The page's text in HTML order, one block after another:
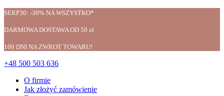
SERP30: -30% NA WSZYSTKO*
DARMOWA DOSTAWA OD 50 zł
100 DNI NA ZWROT TOWARU!
+48 500 503 636
O firmie
Jak złożyć zamówienie